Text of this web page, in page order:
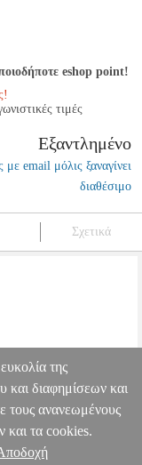
eshop point!
τιμές
Εξαντλημένο
email μόλις ξαναγίνει
διαθέσιμο
Σχετικά
ANA.EPS02505
SUPPLIES
στην κατηγορία
Συμβατότητα:
της
και διαφημίσεων και
τους ανανεωμένους
και τα cookies.